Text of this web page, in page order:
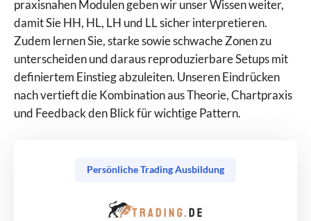
praxisnahen Modulen geben wir unser Wissen weiter,
damit Sie HH, HL, LH und LL sicher interpretieren.
Zudem lernen Sie, starke sowie schwache Zonen zu
unterscheiden und daraus reproduzierbare Setups mit
definiertem Einstieg abzuleiten. Unseren Eindrücken
nach vertieft die Kombination aus Theorie, Chartpraxis
und Feedback den Blick für wichtige Pattern.
Persönliche Trading Ausbildung